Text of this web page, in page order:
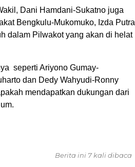
Dani Hamdani-Sukatno juga
Bengkulu-Mukomuko, Izda Putra
dalam Pilwakot yang akan di helat
seperti Ariyono Gumay-
dan Dedy Wahyudi-Ronny
mendapatkan dukungan dari
Berita ini 7 kali dibaca